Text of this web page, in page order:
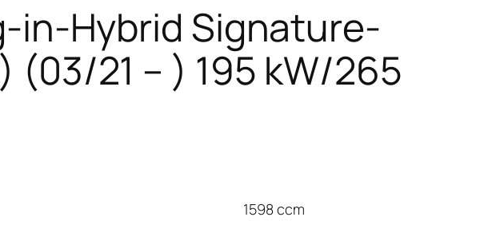
in-Hybrid Signature-
21 – ) 195 kW/265
1598 ccm